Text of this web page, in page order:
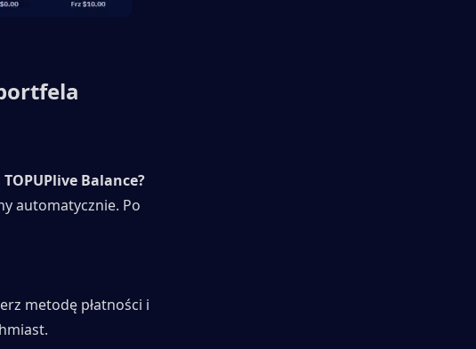
Balance?
automatycznie. Po
metodę płatności i